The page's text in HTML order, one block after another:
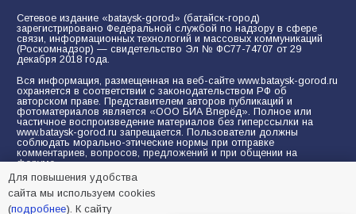
Сетевое издание «bataysk-gorod» (батайск-город)
зарегистрировано Федеральной службой по надзору в сфере
связи, информационных технологий и массовых коммуникаций
(Роскомнадзор) — свидетельство Эл № ФС77-74707 от 29
декабря 2018 года.
Вся информация, размещенная на веб-сайте www.bataysk-gorod.ru
охраняется в соответствии с законодательством РФ об
авторском праве. Представителем авторов публикаций и
фотоматериалов является «ООО БИА Вперёд». Полное или
частичное воспроизведение материалов без гиперссылки на
www.bataysk-gorod.ru запрещается. Пользователи должны
соблюдать морально-этические нормы при отправке
комментариев, вопросов, предложений и при общении на
форуме.
Политика конфиденциальности и защиты информации
Согласие на обработку персональных данных с помощью
Для повышения удобства
сайта мы используем cookies
(подробнее). К сайту